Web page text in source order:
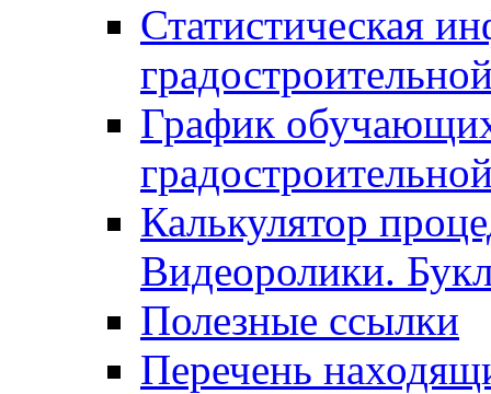
Статистическая
График
Калькулятор
Видеоролики.
Полезные ссылки
Перечень